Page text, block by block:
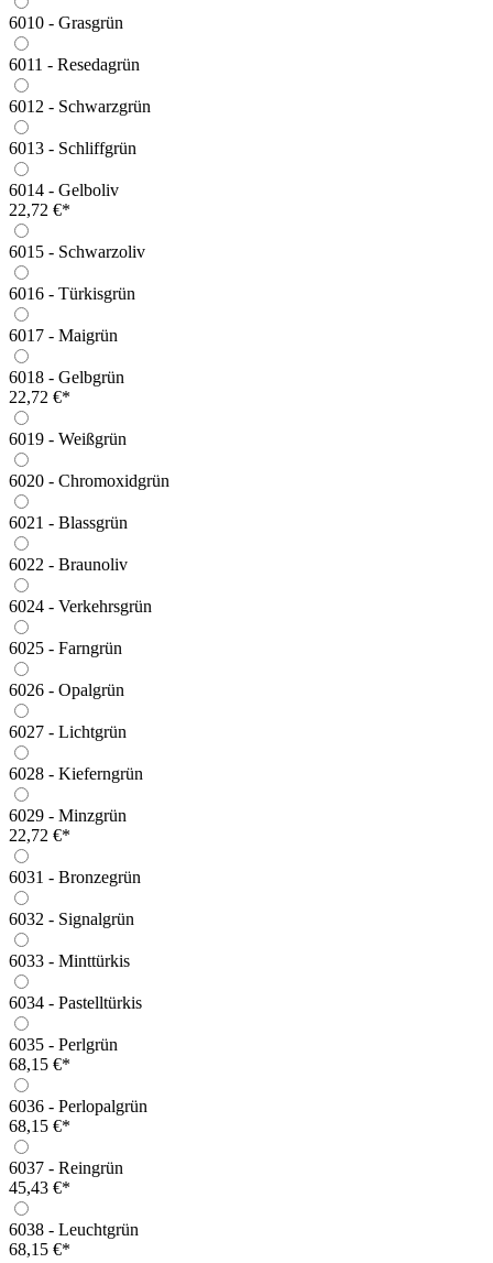
6010 - Grasgrün
6011 - Resedagrün
6012 - Schwarzgrün
6013 - Schliffgrün
6014 - Gelboliv
22,72 €*
6015 - Schwarzoliv
6016 - Türkisgrün
6017 - Maigrün
6018 - Gelbgrün
22,72 €*
6019 - Weißgrün
6020 - Chromoxidgrün
6021 - Blassgrün
6022 - Braunoliv
6024 - Verkehrsgrün
6025 - Farngrün
6026 - Opalgrün
6027 - Lichtgrün
6028 - Kieferngrün
6029 - Minzgrün
22,72 €*
6031 - Bronzegrün
6032 - Signalgrün
6033 - Minttürkis
6034 - Pastelltürkis
6035 - Perlgrün
68,15 €*
6036 - Perlopalgrün
68,15 €*
6037 - Reingrün
45,43 €*
6038 - Leuchtgrün
68,15 €*